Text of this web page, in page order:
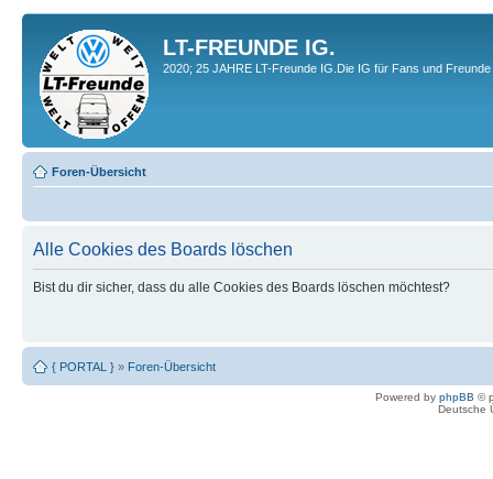
LT-FREUNDE IG.
2020; 25 JAHRE LT-Freunde IG.Die IG für Fans und
Foren-Übersicht
Alle Cookies des Boards löschen
Bist du dir sicher, dass du alle Cookies des Boards löschen möchtest?
{ PORTAL } » Foren-Übersicht
Powered by phpBB ©
Deutsche